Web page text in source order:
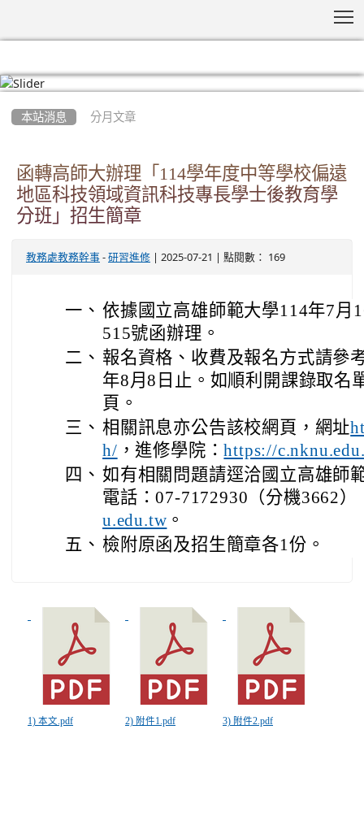
本站消息 分月文章
函轉高師大辦理「114學年度中等學校偏遠
地區科技領域資訊科技專長學士後教育學
分班」招生簡章
教務處教務幹事 - 研習進修 | 2025-07-21 | 點閱數： 169
一、 依據國立高雄師範大學114年7月
515號函辦理。
二、 報名資格、收費及報名方式請參
年8月8日止。如順利開課錄取名
頁。
三、 相關訊息亦公告該校網頁，網址
h/ ，進修學院：https://
四、 如有相關問題請逕洽國立高雄師
電話：07-7172930（分機3662
u.edu.tw 。
五、 檢附原函及招生簡章各1份。
1) 本文.pdf 2) 附件1.pdf 3) 附件2.pdf